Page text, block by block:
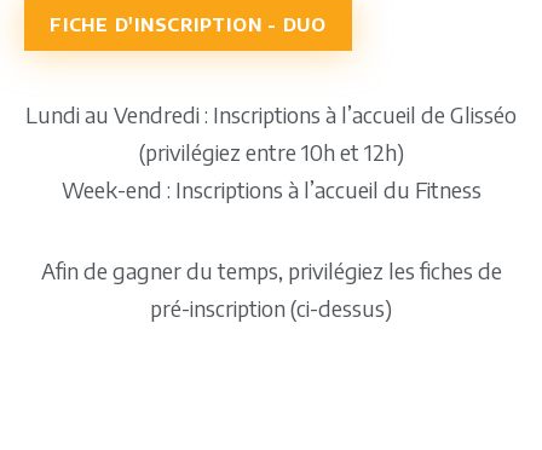
FICHE D'INSCRIPTION - DUO
Lundi au Vendredi : Inscriptions à l’accueil de Glisséo
(privilégiez entre 10h et 12h)
Week-end : Inscriptions à l’accueil du Fitness
Afin de gagner du temps, privilégiez les fiches de
pré-inscription (ci-dessus)